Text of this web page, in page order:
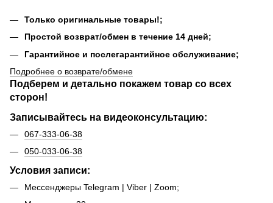
Только оригинальные товары!;
Простой возврат/обмен в течение 14 дней;
Гарантийное и послегарантийное обслуживание;
Подробнее о возврате/обмене
Подберем и детально покажем товар со всех
сторон!
Записывайтесь на видеоконсультацию:
067-333-06-38
050-033-06-38
Условия записи:
Мессенджеры Telegram | Viber | Zoom;